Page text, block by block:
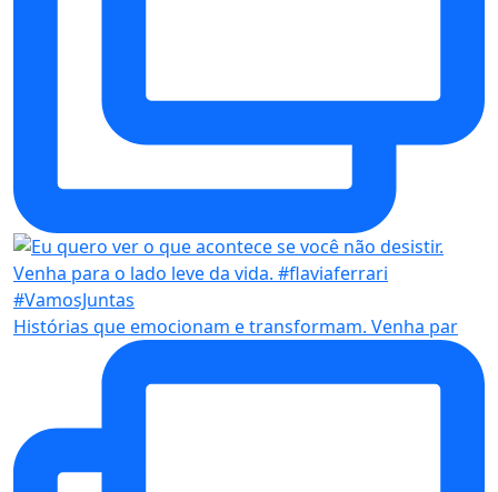
Histórias que emocionam e transformam. Venha par